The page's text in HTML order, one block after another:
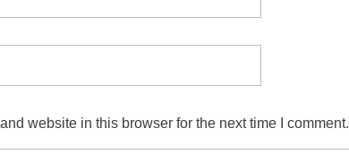
website in this browser for the next time I comment.